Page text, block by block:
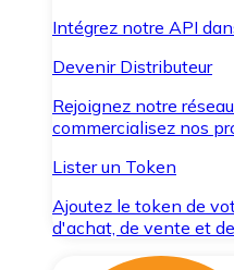
Intégrez notre API
Devenir Distributeur
Rejoignez notre
commercialisez nos
Lister un Token
Ajoutez le token de
d'achat, de vente et